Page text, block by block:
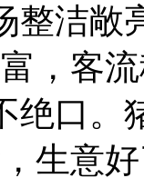
整洁敞
，客
绝口。
生意